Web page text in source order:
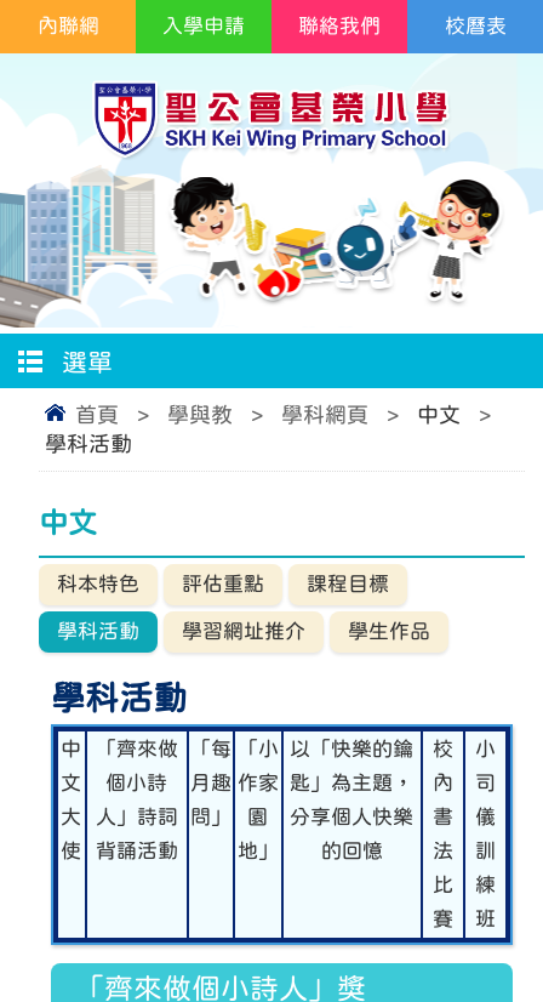
校曆表
內聯網 入學申請 聯絡我們
選單
首頁 > 學與教 > 學科網頁 > 中文
>
學科活動
中文
科本特色 評估重點 課程目標
學科活動 學習網址推介 學生作品
學科活動
中
文
大
使
「齊來做
個小詩
人」詩詞
背誦活動
「每
月趣
問」
「小
作家
園
地」
以「快樂的鑰
匙」為主題，
分享個人快樂
的回憶
校
內
書
法
比
賽
小
司
儀
訓
練
班
「齊來做個小詩人」獎